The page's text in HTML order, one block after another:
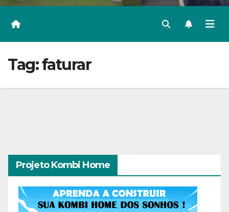
Tag:faturar
Projeto Kombi Home